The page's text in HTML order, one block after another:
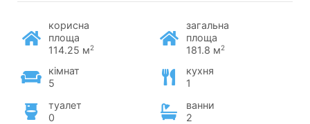
корисна
площа
114.25 м2
загальна
площа
181.8 м2
кімнат
5
кухня
1
туалет
0
ванни
2